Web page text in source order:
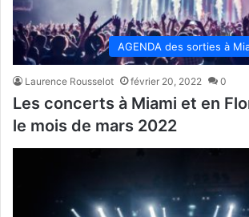
AGENDA des sorties à
Laurence Rousselot février 20, 2022 0
Les concerts à Miami et en
le mois de mars 2022